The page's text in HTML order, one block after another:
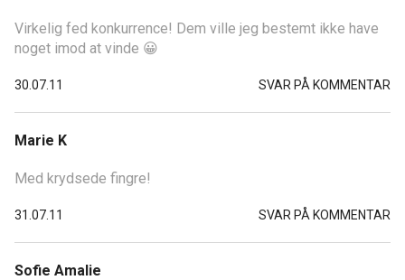
Virkelig fed konkurrence! Dem ville jeg bestemt ikke have
noget imod at vinde 😀
30.07.11 SVAR PÅ KOMMENTAR
Marie K
Med krydsede fingre!
31.07.11 SVAR PÅ KOMMENTAR
Sofie Amalie